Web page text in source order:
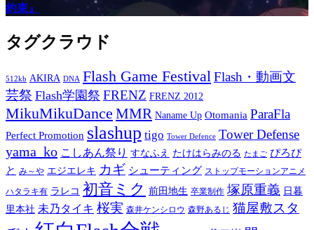
約束』
タグクラウド
512kb AKIRA DNA Flash Game FestivalFlash・動画文
芸祭 Flash学園祭 FRENZ FRENZ 2012
MikuMikuDance MMR Naname Up Otomania ParaFla
Perfect Promotion slashup tigo Tower Defence Tower Defense
yama_ko こしあん祭り すなふえ たけはらみのる たまご ぴろぴ
と み～や エジエレキ カギ シューティング ストップモーションアニメ
ハタラキ有 ラレコ 初音ミク 前田地生 卒業制作 塚原重義 日暮
里本社 未乃タイキ 桜実 森井ケンシロウ 森野あるじ 猫屋敷スタ